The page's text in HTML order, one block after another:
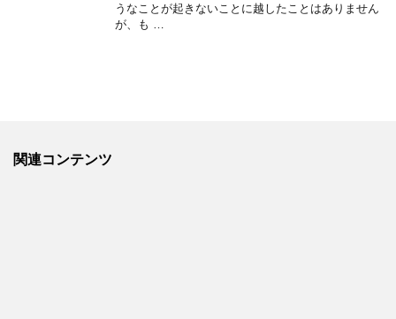
うなことが起きないことに越したことはありません
が、も …
関連コンテンツ